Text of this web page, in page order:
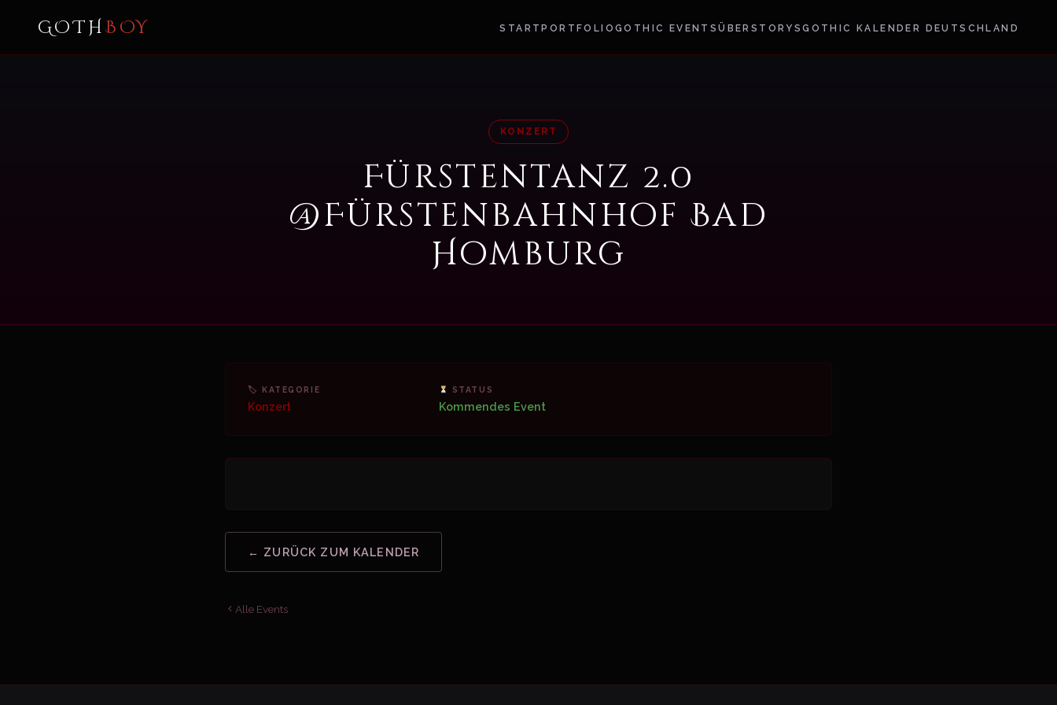
GOTHBOY START PORTFOLIO GOTHIC EVENTSÜBER STORYSGOTHIC KALENDER DEUTSCHLAND
KONZERT
Fürstentanz 2.0
@Fürstenbahnhof Bad
Homburg
🏷 KATEGORIE
Konzert
STATUS
Kommendes Event
← ZURÜCK ZUM KALENDER
Alle Events